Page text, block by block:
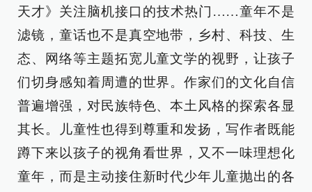
天才》关注脑机接口的技术热门……童年不是
滤镜，童话也不是真空地带，乡村、科技、生
态、网络等主题拓宽儿童文学的视野，让孩子
们切身感知着周遭的世界。作家们的文化自信
普遍增强，对民族特色、本土风格的探索各显
其长。儿童性也得到尊重和发扬，写作者既能
蹲下来以孩子的视角看世界，又不一味理想化
童年，而是主动接住新时代少年儿童抛出的各